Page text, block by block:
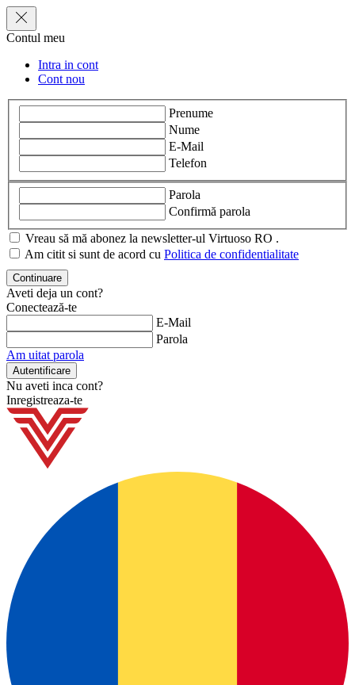
Contul meu
Intra in cont
Cont nou
Prenume
Nume
E-Mail
Telefon
Parola
Confirmă parola
Vreau să mă abonez la newsletter-ul Virtuoso RO .
Am citit si sunt de acord cu Politica de confidentialitate
Aveti deja un cont?
Conectează-te
E-Mail
Parola
Am uitat parola
Nu aveti inca cont?
Inregistreaza-te